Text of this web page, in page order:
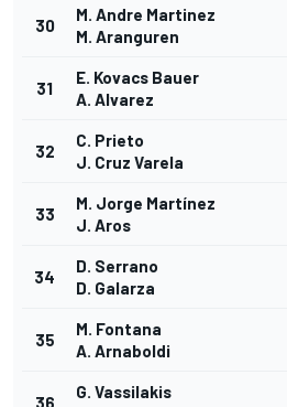
30
M. Andre Martinez
M. Aranguren
31
E. Kovacs Bauer
A. Alvarez
32
C. Prieto
J. Cruz Varela
33
M. Jorge Martínez
J. Aros
34
D. Serrano
D. Galarza
35
M. Fontana
A. Arnaboldi
36
G. Vassilakis